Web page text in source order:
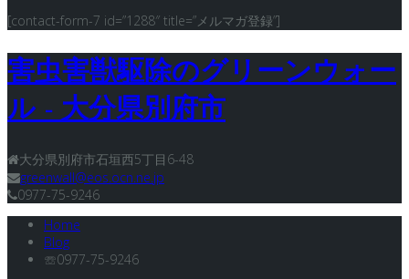
[contact-form-7 id=”1288″ title=”メルマガ登録”]
害虫害獣駆除のグリーンウォー
ル - 大分県別府市
大分県別府市石垣西5丁目6-48
greenwall@eos.ocn.ne.jp
0977-75-9246
Home
Blog
☏0977-75-9246